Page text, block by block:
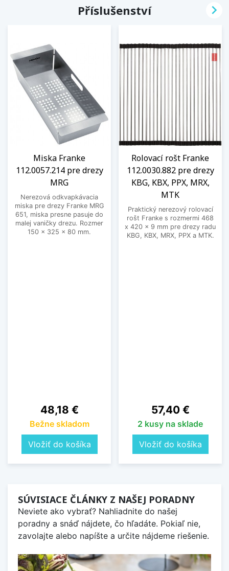
Příslušenství
Miska Franke
112.0057.214 pre drezy
MRG
Nerezová odkvapkávacia
miska pre drezy Franke MRG
651, miska presne pasuje do
malej vaničky drezu. Rozmer
150 x 325 x 80 mm.
Cena
48,18 €
Bežne skladom
Vložiť do košíka
Rolovací rošt Franke
112.0030.882 pre drezy
KBG, KBX, PPX, MRX,
MTK
Praktický nerezový rolovací
rošt Franke s rozmermi 468
x 420 x 9 mm pre drezy radu
KBG, KBX, MRX, PPX a MTK.
Cena
57,40 €
2 kusy na sklade
Vložiť do košíka

SÚVISIACE ČLÁNKY Z NAŠEJ PORADNY
Neviete ako vybrať? Nahliadnite do našej
poradny a snáď nájdete, čo hľadáte. Pokiaľ nie,
zavolajte alebo napíšte a určite nájdeme riešenie.